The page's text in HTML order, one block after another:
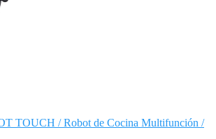
TOUCH / Robot de Cocina Multifunción /